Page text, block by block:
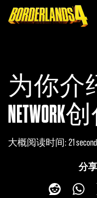
为你介
大概阅读时间 21
分